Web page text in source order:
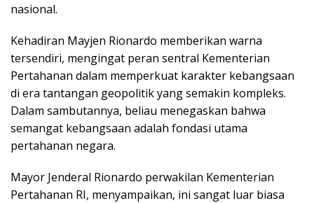
nasional.
Kehadiran Mayjen Rionardo memberikan warna
tersendiri, mengingat peran sentral Kementerian
Pertahanan dalam memperkuat karakter kebangsaan
di era tantangan geopolitik yang semakin kompleks.
Dalam sambutannya, beliau menegaskan bahwa
semangat kebangsaan adalah fondasi utama
pertahanan negara.
Mayor Jenderal Rionardo perwakilan Kementerian
Pertahanan RI, menyampaikan, ini sangat luar biasa